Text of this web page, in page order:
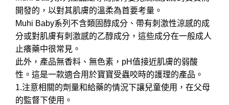
開發的，以對其肌膚的溫柔為首要考量。
Muhi Baby系列不含類固醇成分、帶有刺激性涼感的成
分或對肌膚有刺激感的乙醇成分，這些成分在一般成人
止癢藥中很常見。
此外，產品無香料、無色素，pH值接近肌膚的弱酸
性。這是一款適合用於寶寶受蟲咬時的護理的產品。
1.注意相關的劑量和給藥的情況下讓兒童使用，在父母
的監督下使用。